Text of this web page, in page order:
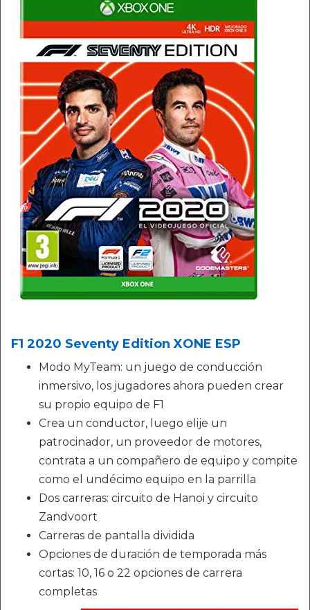
F1 2020 Seventy Edition XONE ESP
Modo MyTeam: un juego de conducción
inmersivo, los jugadores ahora pueden crear
su propio equipo de F1
Crea un conductor, luego elije un
patrocinador, un proveedor de motores,
contrata a un compañero de equipo y compite
como el undécimo equipo en la parrilla
Dos carreras: circuito de Hanoi y circuito
Zandvoort
Carreras de pantalla dividida
Opciones de duración de temporada más
cortas: 10, 16 o 22 opciones de carrera
completas